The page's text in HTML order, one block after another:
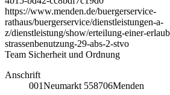
https://www.menden.de/buergerservice-
rathaus/buergerservice/dienstleistungen-a-
z/dienstleistung/show/erteilung-einer-
strassenbenutzung-29-abs-2-stvo
Team Sicherheit und Ordnung
Anschrift
001Neumarkt 558706Menden